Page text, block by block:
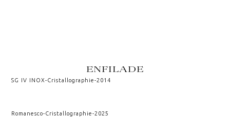
ENFILADE
SG IV INOX-Cristallographie-2014
Romanesco-Cristallographie-2025